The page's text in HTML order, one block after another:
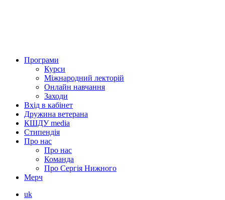
Програми
Курси
Міжнародний лекторій
Онлайн навчання
Заходи
Вхід в кабінет
Дружина ветерана
КШДУ media
Стипендія
Про нас
Про нас
Команда
Про Сергія Нижного
Мерч
uk